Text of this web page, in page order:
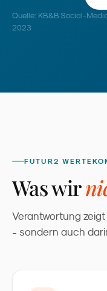
Quelle: KB&B Social-
2023
FUTUR2
Was wir
Verantwortung
- sondern auch